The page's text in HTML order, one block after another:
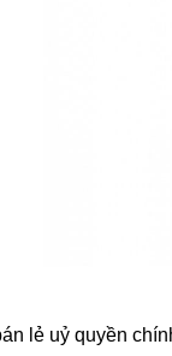
lẻ uỷ quyền